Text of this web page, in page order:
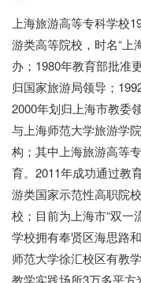
上海旅游高等专科学校
游类高等院校，时名“上
办；1980年教育部批准
归国家旅游局领导；
2000年划归上海市教委
与上海师范大学旅游学
构；其中上海旅游高等
育。2011年成功通过教
游类国家示范性高职院
校；目前为上海市“双一
学校拥有奉贤区海思路
师范大学徐汇校区有教